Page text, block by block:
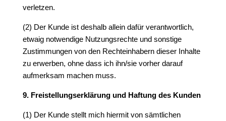
verletzen.
(2) Der Kunde ist deshalb allein dafür verantwortlich,
etwaig notwendige Nutzungsrechte und sonstige
Zustimmungen von den Rechteinhabern dieser Inhalte
zu erwerben, ohne dass ich ihn/sie vorher darauf
aufmerksam machen muss.
9. Freistellungserklärung und Haftung des Kunden
(1) Der Kunde stellt mich hiermit von sämtlichen